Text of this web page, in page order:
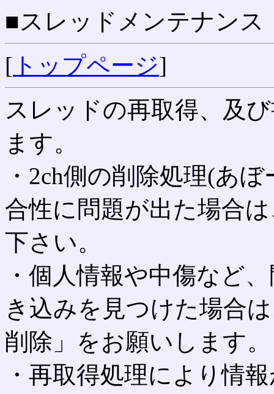
■スレッドメンテナンス
[ トップページ]
スレッドの再取得、及
ます。
・2ch側の削除処理(あ
合性に問題が出た場合
下さい。
・個人情報や中傷など
き込みを見つけた場合
削除」をお願いします。
・再取得処理により情